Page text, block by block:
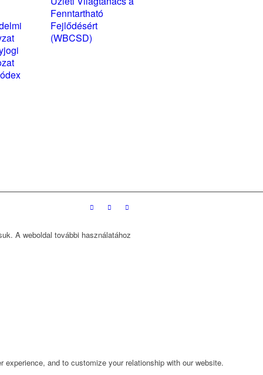
Fenntartható
Fejlődésért
(WBCSD)
A weboldal további használatához
and to customize your relationship with our website.